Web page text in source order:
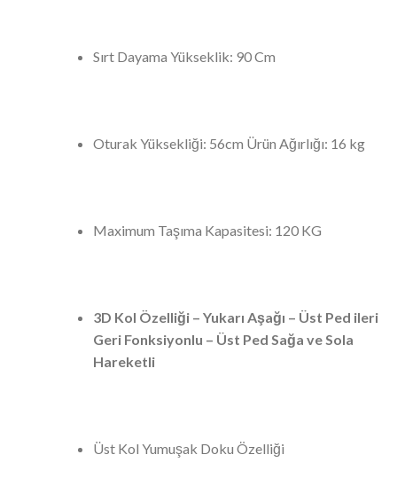
Sırt Dayama Yükseklik: 90 Cm
Oturak Yüksekliği: 56cm Ürün Ağırlığı: 16 kg
Maximum Taşıma Kapasitesi: 120 KG
3D Kol Özelliği – Yukarı Aşağı – Üst Ped ileri
Geri Fonksiyonlu – Üst Ped Sağa ve Sola
Hareketli
Üst Kol Yumuşak Doku Özelliği